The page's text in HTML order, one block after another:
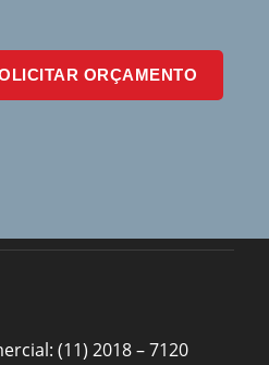
ORÇAMENTO
(11) 2018 – 7120